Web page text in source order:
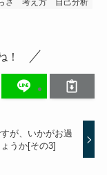
さ 考え方
自己分析
！
が、いかがお過
うか[その3]